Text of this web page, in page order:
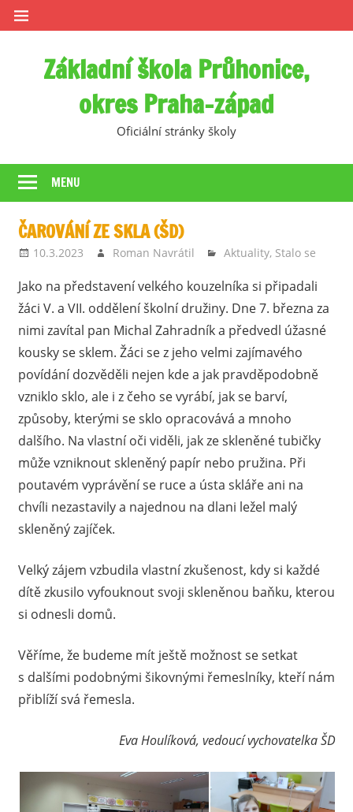
Skip
to
Základní škola Průhonice,
okres Praha-západ
Oficiální stránky školy
MENU
ČAROVÁNÍ ZE SKLA (ŠD)
10.3.2023 Roman Navrátil Aktuality, Stalo se
Jako na představení velkého kouzelníka si připadali
žáci V. a VII. oddělení školní družiny. Dne 7. března za
nimi zavítal pan Michal Zahradník a předvedl úžasné
kousky se sklem. Žáci se z jeho velmi zajímavého
povídání dozvěděli nejen kde a jak pravděpodobně
vzniklo sklo, ale i z čeho se vyrábí, jak se barví,
způsoby, kterými se sklo opracovává a mnoho
dalšího. Na vlastní oči viděli, jak ze skleněné tubičky
může vzniknout skleněný papír nebo pružina. Při
poutavém vyprávění se ruce a ústa skláře ani na
chvíli nezastavily a najednou na dlani ležel malý
skleněný zajíček.
Velký zájem vzbudila vlastní zkušenost, kdy si každé
dítě zkusilo vyfouknout svoji skleněnou baňku, kterou
si odnesli domů.
Věříme, že budeme mít ještě možnost se setkat
s dalšími podobnými šikovnými řemeslníky, kteří nám
přiblíží svá řemesla.
Eva Houlíková, vedoucí vychovatelka ŠD